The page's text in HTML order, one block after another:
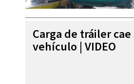
Carga de tráiler
vehículo | VIDEO